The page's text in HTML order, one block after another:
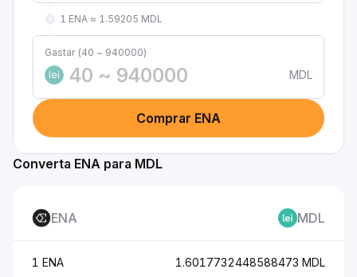
1 ENA ≈ 1.59205 MDL
Gastar (40 ~ 940000)
lei
MDL
Comprar ENA
Converta ENA para MDL
ENA MDL
1 ENA 1.6017732448588473 MDL